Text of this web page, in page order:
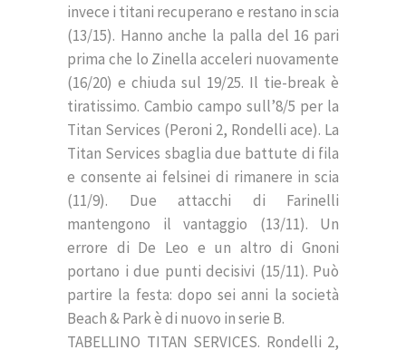
invece i titani recuperano e restano in scia
(13/15). Hanno anche la palla del 16 pari
prima che lo Zinella acceleri nuovamente
(16/20) e chiuda sul 19/25. Il tie-break è
tiratissimo. Cambio campo sull’8/5 per la
Titan Services (Peroni 2, Rondelli ace). La
Titan Services sbaglia due battute di fila
e consente ai felsinei di rimanere in scia
(11/9). Due attacchi di Farinelli
mantengono il vantaggio (13/11). Un
errore di De Leo e un altro di Gnoni
portano i due punti decisivi (15/11). Può
partire la festa: dopo sei anni la società
Beach & Park è di nuovo in serie B.
TABELLINO TITAN SERVICES. Rondelli 2,